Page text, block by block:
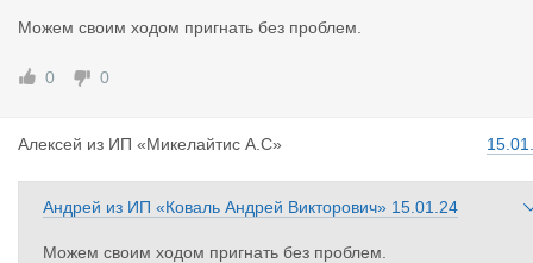
Можем своим ходом пригнать без проблем.
0 0
Алексей из ИП «Микелайтис А.С»
Андрей из ИП «Коваль Андрей Викторович» 15.01.24
Можем своим ходом пригнать без проблем.